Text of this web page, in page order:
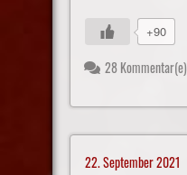
+90
28 Kommentar(e)
22. September 2021